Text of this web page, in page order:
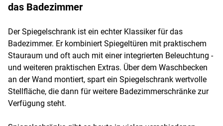
das Badezimmer
Der Spiegelschrank ist ein echter Klassiker für das
Badezimmer. Er kombiniert Spiegeltüren mit praktischem
Stauraum und oft auch mit einer integrierten Beleuchtung -
und weiteren praktischen Extras. Über dem Waschbecken
an der Wand montiert, spart ein Spiegelschrank wertvolle
Stellfläche, die dann für weitere Badezimmerschränke zur
Verfügung steht.